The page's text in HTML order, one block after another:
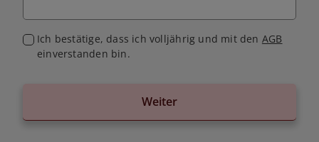
Ich bestätige, dass ich volljährig und mit den AGB
einverstanden bin.
Weiter